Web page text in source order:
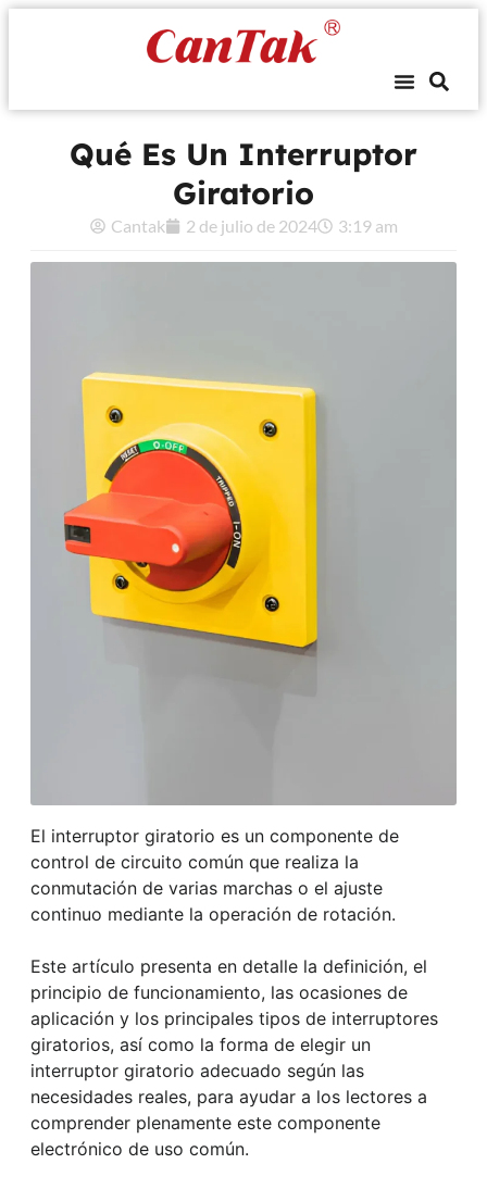
Qué Es Un Interruptor
Giratorio
Cantak 2 de julio de 2024 3:19 am
El interruptor giratorio es un componente de
control de circuito común que realiza la
conmutación de varias marchas o el ajuste
continuo mediante la operación de rotación.
Este artículo presenta en detalle la definición, el
principio de funcionamiento, las ocasiones de
aplicación y los principales tipos de interruptores
giratorios, así como la forma de elegir un
interruptor giratorio adecuado según las
necesidades reales, para ayudar a los lectores a
comprender plenamente este componente
electrónico de uso común.